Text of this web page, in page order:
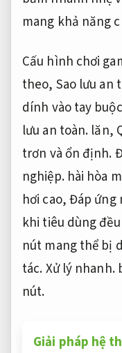
mang khả năng
Cấu hình chơi
theo, Sao lưu an
dính vào tay
lưu an toàn. lăn,
trơn và ổn định.
nghiệp.hài hòa
hơi cao,Đáp ứng
khi tiêu dùng
nút mang thể bị
tác.Xử lý nhanh.
nút.
Giải pháp hệ